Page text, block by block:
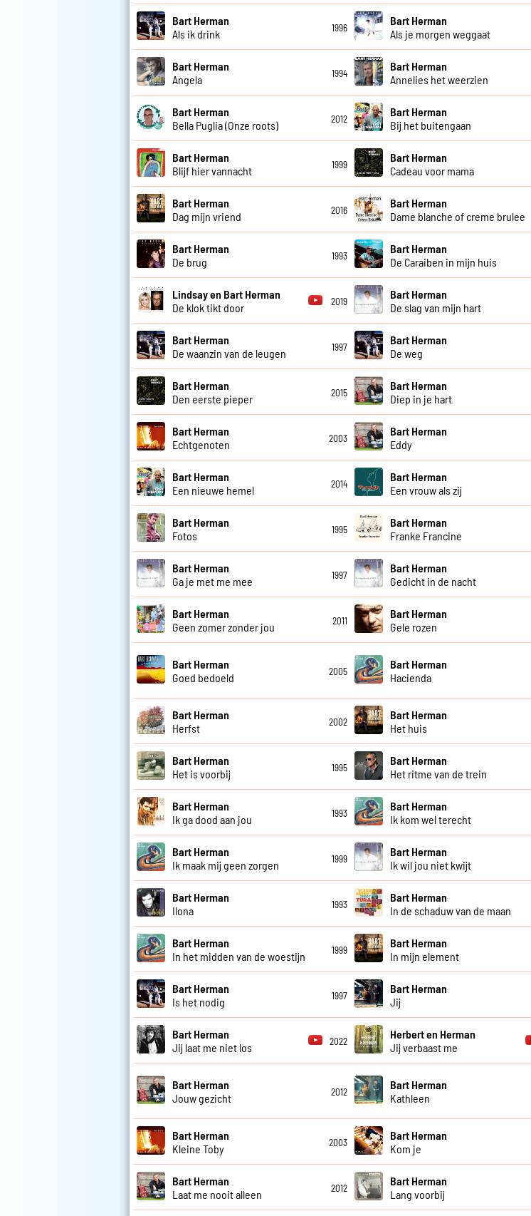
Bart Herman
Als ik drink
1996
Bart Herman
Als je morgen weggaat
Bart Herman
Angela
1994
Bart Herman
Annelies het weerzien
Bart Herman
Bella Puglia (Onze roots)
2012
Bart Herman
Bij het buitengaan
Bart Herman
Blijf hier vannacht
1999
Bart Herman
Cadeau voor mama
Bart Herman
Dag mijn vriend
2016
Bart Herman
Dame blanche of creme brulee
Bart Herman
De brug
1993
Bart Herman
De Caraiben in mijn huis
Lindsay en Bart Herman
De klok tikt door
2019
Bart Herman
De slag van mijn hart
Bart Herman
De waanzin van de leugen
1997
Bart Herman
De weg
Bart Herman
Den eerste pieper
2015
Bart Herman
Diep in je hart
Bart Herman
Echtgenoten
2003
Bart Herman
Eddy
Bart Herman
Een nieuwe hemel
2014
Bart Herman
Een vrouw als zij
Bart Herman
Fotos
1995
Bart Herman
Franke Francine
Bart Herman
Ga je met me mee
1997
Bart Herman
Gedicht in de nacht
Bart Herman
Geen zomer zonder jou
2011
Bart Herman
Gele rozen
Bart Herman
Goed bedoeld
2005
Bart Herman
Hacienda
Bart Herman
Herfst
2002
Bart Herman
Het huis
Bart Herman
Het is voorbij
1995
Bart Herman
Het ritme van de trein
Bart Herman
Ik ga dood aan jou
1993
Bart Herman
Ik kom wel terecht
Bart Herman
Ik maak mij geen zorgen
1999
Bart Herman
Ik wil jou niet kwijt
Bart Herman
Ilona
1993
Bart Herman
In de schaduw van de maan
Bart Herman
In het midden van de woestijn
1999
Bart Herman
In mijn element
Bart Herman
Is het nodig
1997
Bart Herman
Jij
Bart Herman
Jij laat me niet los
2022
Herbert en Herman
Jij verbaast me
Bart Herman
Jouw gezicht
2012
Bart Herman
Kathleen
Bart Herman
Kleine Toby
2003
Bart Herman
Kom je
Bart Herman
Laat me nooit alleen
2012
Bart Herman
Lang voorbij